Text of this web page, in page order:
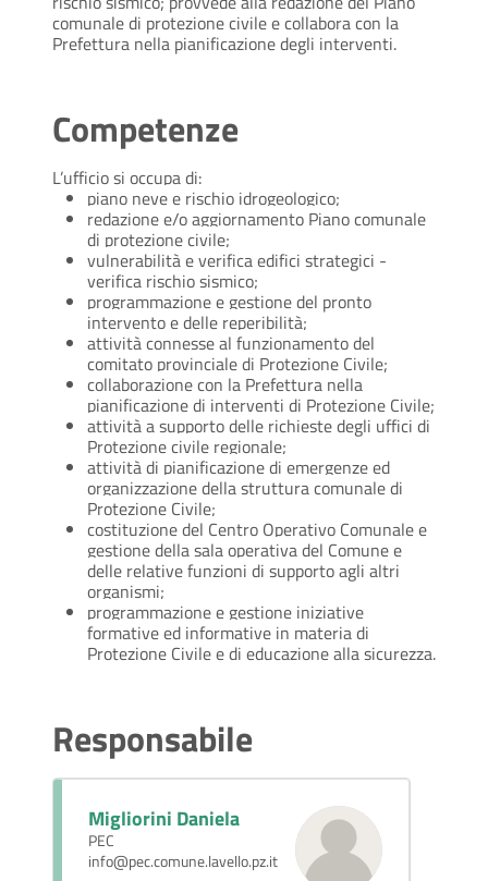
comunale di protezione civile e collabora con la
Prefettura nella pianificazione degli interventi.
Competenze
L’ufficio si occupa di:
piano neve e rischio idrogeologico;
redazione e/o aggiornamento Piano comunale
di protezione civile;
vulnerabilità e verifica edifici strategici -
verifica rischio sismico;
programmazione e gestione del pronto
intervento e delle reperibilità;
attività connesse al funzionamento del
comitato provinciale di Protezione Civile;
collaborazione con la Prefettura nella
pianificazione di interventi di Protezione Civile;
attività a supporto delle richieste degli uffici di
Protezione civile regionale;
attività di pianificazione di emergenze ed
organizzazione della struttura comunale di
Protezione Civile;
costituzione del Centro Operativo Comunale e
gestione della sala operativa del Comune e
delle relative funzioni di supporto agli altri
organismi;
programmazione e gestione iniziative
formative ed informative in materia di
Protezione Civile e di educazione alla sicurezza.
Responsabile
Migliorini Daniela
PEC
info@pec.comune.lavello.pz.it